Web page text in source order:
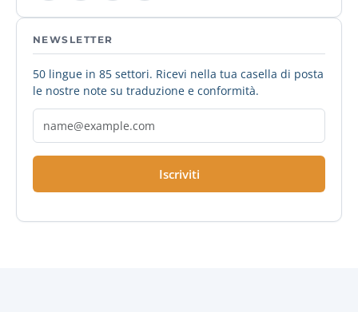
NEWSLETTER
50 lingue in 85 settori. Ricevi nella tua casella di posta
le nostre note su traduzione e conformità.
Iscriviti